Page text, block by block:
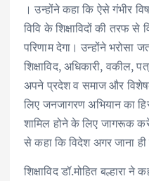
। उन्होंने कहा कि ऐसे गंभीर
विवि के शिक्षाविदों की तरफ से
परिणाम देगा। उन्होंने भरोसा
शिक्षाविद, अधिकारी, वकील,
अपने प्रदेश व समाज और
लिए जनजागरण अभियान का
शामिल होने के लिए जागरूक
से कहा कि विदेश अगर जाना
शिक्षाविद डॉ.मोहित बल्हारा